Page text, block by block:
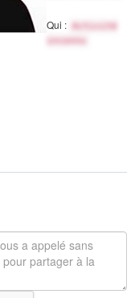
Qui :
Activité
inconnu